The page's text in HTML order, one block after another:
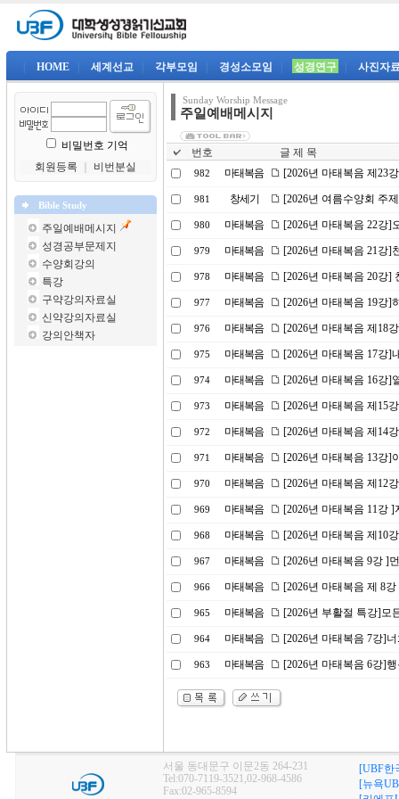
HOME 세계선교 각부모임 경성소모임 성경연구 사진자
비밀번호 기억
회원등록
비번분실
Bible Study
주일예배메시지
성경공부문제지
수양회강의
특강
구약강의자료실
신약강의자료실
강의안책자
Sunday Worship Message
주일예배메시지
번호 글 제 목
982 마태복음 [2026년 마태복음 제23
981 창세기 [2026년 여름수양회 주
980 마태복음 [2026년 마태복음 22강]
979 마태복음 [2026년 마태복음 21강]
978 마태복음 [2026년 마태복음 20강]
977 마태복음 [2026년 마태복음 19강]
976 마태복음 [2026년 마태복음 제18
975 마태복음 [2026년 마태복음 17강]
974 마태복음 [2026년 마태복음 16강]
973 마태복음 [2026년 마태복음 제15
972 마태복음 [2026년 마태복음 제14
971 마태복음 [2026년 마태복음 13강]
970 마태복음 [2026년 마태복음 제12
969 마태복음 [2026년 마태복음 11강
968 마태복음 [2026년 마태복음 제10
967 마태복음 [2026년 마태복음 9강 ]
966 마태복음 [2026년 마태복음 제 8
965 마태복음 [2026년 부활절 특강]모
964 마태복음 [2026년 마태복음 7강]
963 마태복음 [2026년 마태복음 6강]
서울 동대문구 이문2동 264-231
Tel:070-7119-3521,02-968-4586
Fax:02-965-8594
[UBF한
[뉴욕